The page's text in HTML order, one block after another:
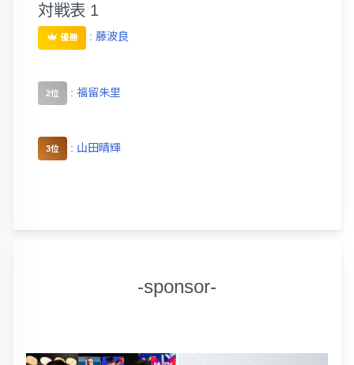
対戦表 1
優勝 : 藤波良
2位 : 福留朱里
3位 : 山田晴輝
-sponsor-